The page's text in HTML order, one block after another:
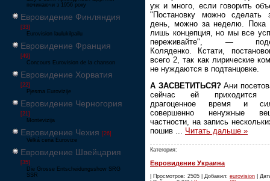
починаючи з 1956 року
Евровидение Финляндия
[33]
Eurovision laulukilpailu
Евровидение Франция
[49]
Concours Eurovision de la chanson
Евровидение Хорватия
[22]
Pjesma Eurovizije
Евровидение Черногория
[21]
Montevizija
Евровидение Чехия [26]
Velká cena Eurovize
Евровидение Швейцария
[35]
Die Grosse Entscheidungsshow SRG
SSR
уж и много, если говорить
"Постановку можно сделать
день, можно за неделю. Пока
лишь концепция, но мы все
переживайте", —
Коляденко. Кстати,
всего 2, так как лирические
не нуждаются в подтанцовке.
А ЗАСВЕТИТЬСЯ?Ани
сейчас ей приходится
драгоценное время и
совершенно ненужные
частности, на запись
пошив
Читать дальше »
Категория:
Евровидение Украина
| Просмотров: 2505 | Добавил: eurovision |